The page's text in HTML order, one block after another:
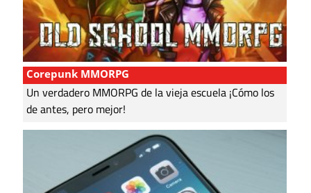
Corepunk MMORPG
Un verdadero MMORPG de la vieja escuela ¡Cómo los
de antes, pero mejor!